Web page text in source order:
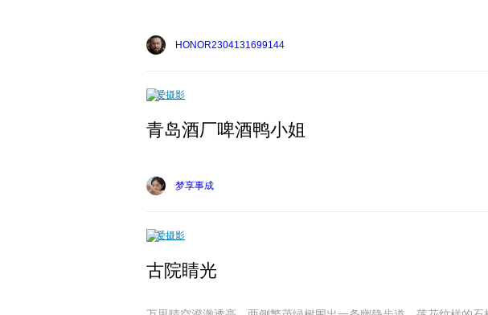
HONOR2304131699144
爱摄影
青岛酒厂啤酒鸭小姐
梦享事成
爱摄影
古院睛光